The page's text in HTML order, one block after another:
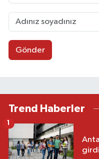
Gönder
Trend Haberler
girdi
1